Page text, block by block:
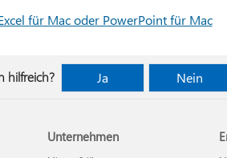
für Mac oder PowerPoint für Mac
hilfreich? Ja Nein
Unternehmen